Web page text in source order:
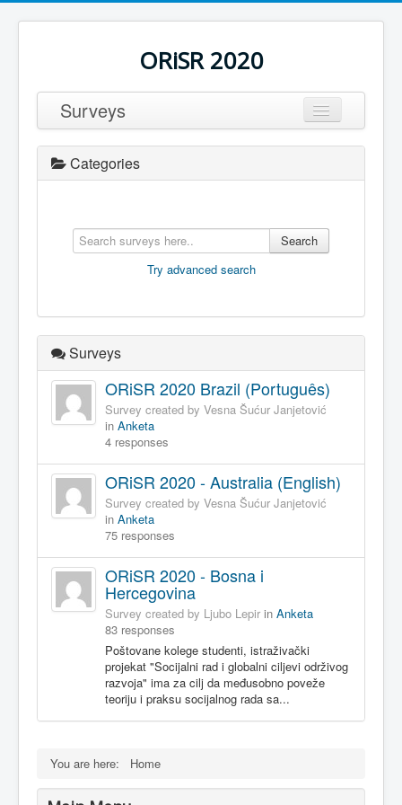
ORiSR 2020
Surveys
Discover
Categories
Search
Try advanced search
Surveys
ORiSR 2020 Brazil (Português)
Survey created by Vesna Šućur Janjetović
in Anketa
4 responses
ORiSR 2020 - Australia (English)
Survey created by Vesna Šućur Janjetović
in Anketa
75 responses
ORiSR 2020 - Bosna i
Hercegovina
Survey created by Ljubo Lepir in Anketa
83 responses
Poštovane kolege studenti, istraživački
projekat "Socijalni rad i globalni ciljevi održivog
razvoja" ima za cilj da međusobno poveže
teoriju i praksu socijalnog rada sa...
You are here: Home